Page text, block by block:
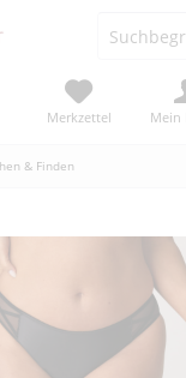
Merkzettel Mein
& Finden